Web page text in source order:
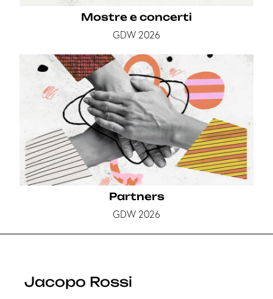
Mostre e concerti
GDW 2026
Partners
GDW 2026
Jacopo Rossi